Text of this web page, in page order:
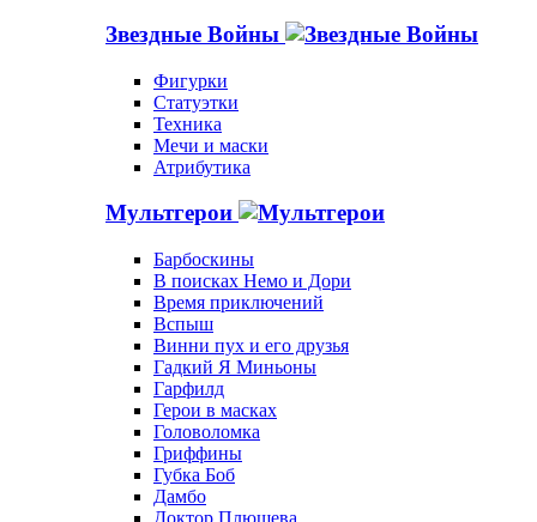
Звездные Войны
Фигурки
Статуэтки
Техника
Мечи и маски
Атрибутика
Мультгерои
Барбоскины
В поисках Немо и Дори
Время приключений
Вспыш
Винни пух и его друзья
Гадкий Я Миньоны
Гарфилд
Герои в масках
Головоломка
Гриффины
Губка Боб
Дамбо